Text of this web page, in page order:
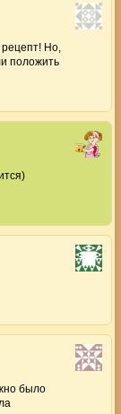
Но,
положить
было